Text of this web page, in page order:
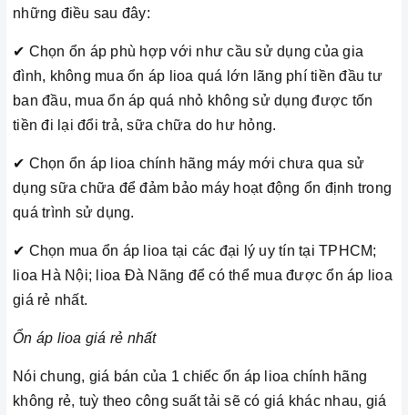
những điều sau đây:
✔ Chọn ổn áp phù hợp với như cầu sử dụng của gia
đình, không mua ổn áp lioa quá lớn lãng phí tiền đầu tư
ban đầu, mua ổn áp quá nhỏ không sử dụng được tốn
tiền đi lại đổi trả, sữa chữa do hư hỏng.
✔ Chọn ổn áp lioa chính hãng máy mới chưa qua sử
dụng sữa chữa để đảm bảo máy hoạt động ổn định trong
quá trình sử dụng.
✔ Chọn mua ổn áp lioa tại các đại lý uy tín tại TPHCM;
lioa Hà Nội; lioa Đà Nãng để có thể mua được ổn áp lioa
giá rẻ nhất.
Ổn áp lioa giá rẻ nhất
Nói chung, giá bán của 1 chiếc ổn áp lioa chính hãng
không rẻ, tuỳ theo công suất tải sẽ có giá khác nhau, giá